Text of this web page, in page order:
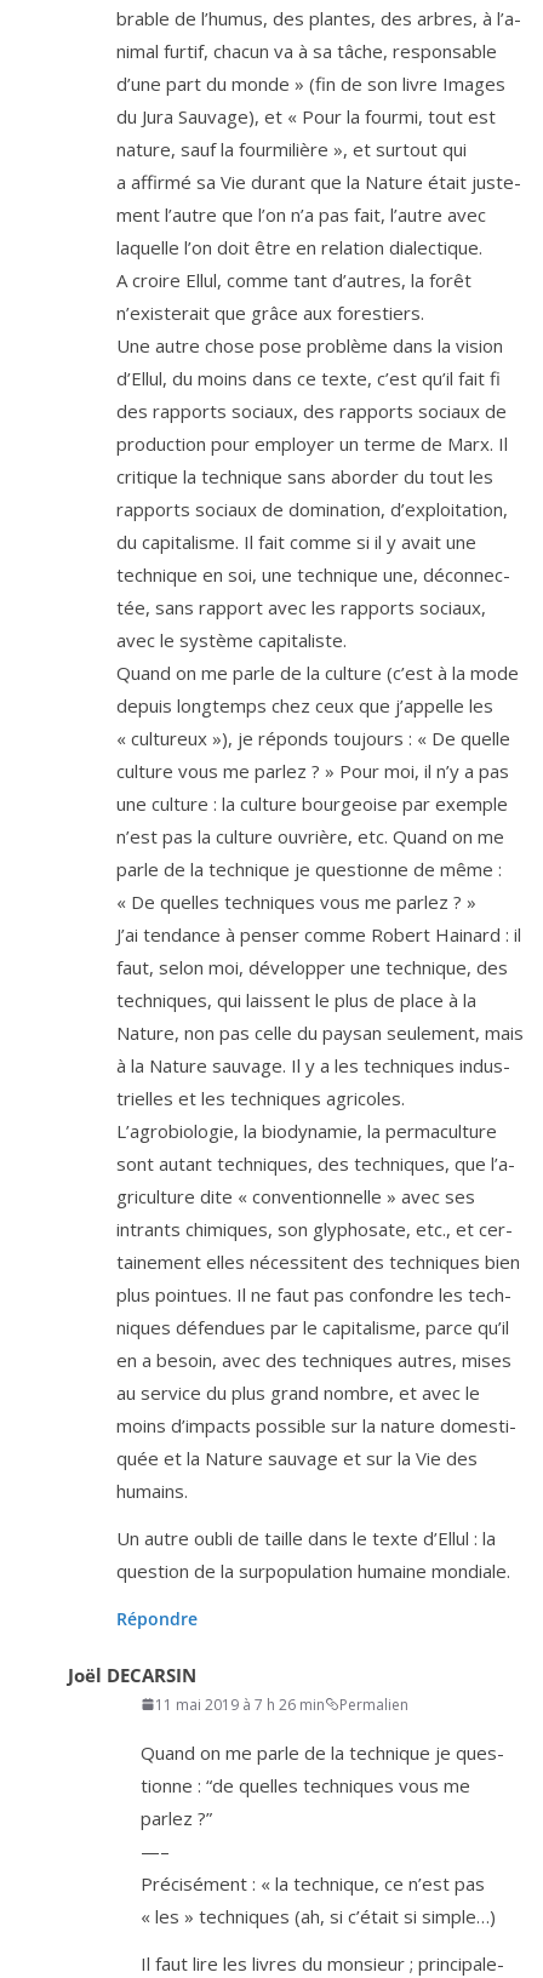
brable de l’hu­mus, des plantes, des arbres, à l’a­
ni­mal fur­tif, cha­cun va à sa tâche, res­pon­sable
d’une part du monde » (fin de son livre Images
du Jura Sauvage), et « Pour la four­mi, tout est
nature, sauf la four­mi­lière », et sur­tout qui
a affir­mé sa Vie durant que la Nature était jus­te­
ment l’autre que l’on n’a pas fait, l’autre avec
laquelle l’on doit être en rela­tion dia­lec­tique.
A croire Ellul, comme tant d’autres, la forêt
n’exis­te­rait que grâce aux forestiers.
Une autre chose pose pro­blème dans la vision
d’Ellul, du moins dans ce texte, c’est qu’il fait fi
des rap­ports sociaux, des rap­ports sociaux de
pro­duc­tion pour employer un terme de Marx. Il
cri­tique la tech­nique sans abor­der du tout les
rap­ports sociaux de domi­na­tion, d’ex­ploi­ta­tion,
du capi­ta­lisme. Il fait comme si il y avait une
tech­nique en soi, une tech­nique une, décon­nec­
tée, sans rap­port avec les rap­ports sociaux,
avec le sys­tème capitaliste.
Quand on me parle de la culture (c’est à la mode
depuis long­temps chez ceux que j’ap­pelle les
« cultu­reux »), je réponds tou­jours : « De quelle
culture vous me par­lez ? » Pour moi, il n’y a pas
une culture : la culture bour­geoise par exemple
n’est pas la culture ouvrière, etc. Quand on me
parle de la tech­nique je ques­tionne de même :
« De quelles tech­niques vous me parlez ? »
J’ai ten­dance à pen­ser comme Robert Hainard : il
faut, selon moi, déve­lop­per une tech­nique, des
tech­niques, qui laissent le plus de place à la
Nature, non pas celle du pay­san seule­ment, mais
à la Nature sau­vage. Il y a les tech­niques indus­
trielles et les tech­niques agri­coles.
L’agrobiologie, la bio­dy­na­mie, la per­ma­cul­ture
sont autant tech­niques, des tech­niques, que l’a­
gri­cul­ture dite « conven­tion­nelle » avec ses
intrants chi­miques, son gly­pho­sate, etc., et cer­
tai­ne­ment elles néces­sitent des tech­niques bien
plus poin­tues. Il ne faut pas confondre les tech­
niques défen­dues par le capi­ta­lisme, parce qu’il
en a besoin, avec des tech­niques autres, mises
au ser­vice du plus grand nombre, et avec le
moins d’im­pacts pos­sible sur la nature domes­ti­
quée et la Nature sau­vage et sur la Vie des
humains.
Un autre oubli de taille dans le texte d’Ellul : la
ques­tion de la sur­po­pu­la­tion humaine mondiale.
Répondre
Joël DECARSIN
11 mai 2019 à 7 h 26 min Permalien
Quand on me parle de la tech­nique je ques­
tionne : “de quelles tech­niques vous me
parlez ?”
—–
Précisément : « la tech­nique, ce n’est pas
« les » tech­niques (ah, si c’é­tait si simple…)
Il faut lire les livres du mon­sieur ; prin­ci­pa­le­